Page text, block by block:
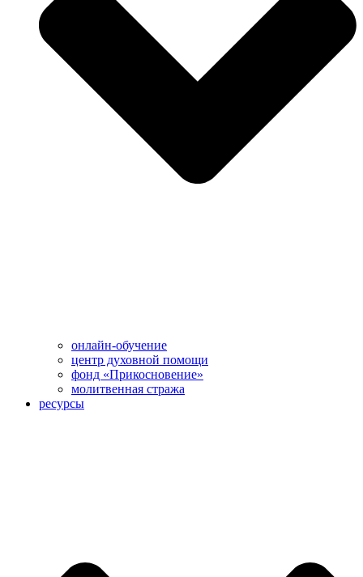
онлайн-обучение
центр духовной помощи
фонд «Прикосновение»
молитвенная стража
ресурсы